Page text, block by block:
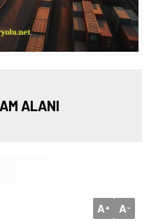
ALANI
A+ A-